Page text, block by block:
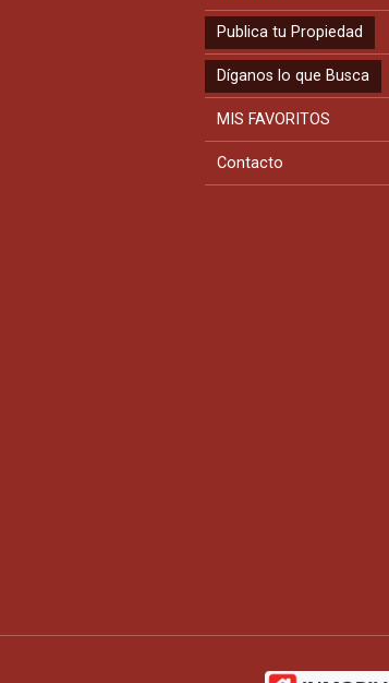
Publica tu Propiedad
Díganos lo que Busca
MIS FAVORITOS
Contacto